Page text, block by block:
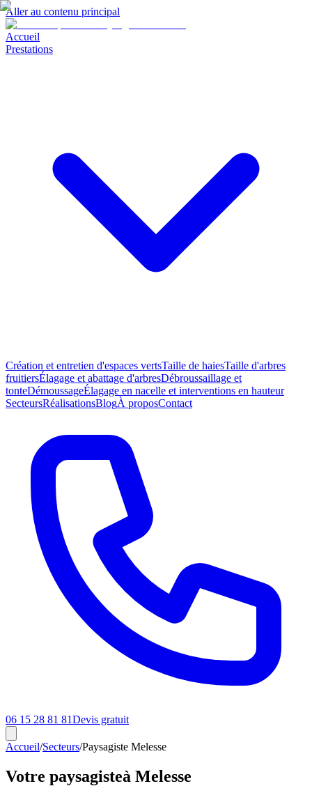
Aller au contenu principal
Accueil
Prestations
Création et entretien d'espaces vertsTaille de haiesTaille d'arbres
fruitiersÉlagage et abattage d'arbresDébroussaillage et
tonteDémoussageÉlagage en nacelle et interventions en hauteur
SecteursRéalisationsBlogÀ proposContact
06 15 28 81 81Devis gratuit
Accueil/Secteurs/Paysagiste Melesse
Votre paysagisteà Melesse